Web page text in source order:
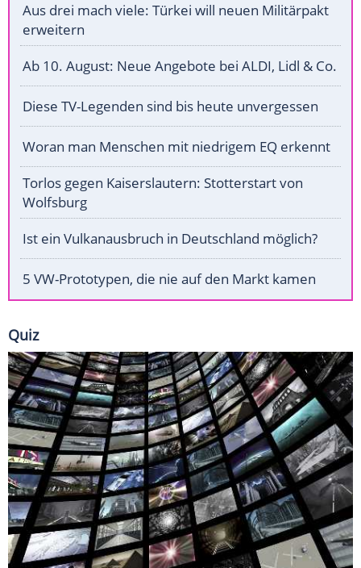
Aus drei mach viele: Türkei will neuen Militärpakt
erweitern
Ab 10. August: Neue Angebote bei ALDI, Lidl & Co.
Diese TV-Legenden sind bis heute unvergessen
Woran man Menschen mit niedrigem EQ erkennt
Torlos gegen Kaiserslautern: Stotterstart von
Wolfsburg
Ist ein Vulkanausbruch in Deutschland möglich?
5 VW-Prototypen, die nie auf den Markt kamen
Quiz